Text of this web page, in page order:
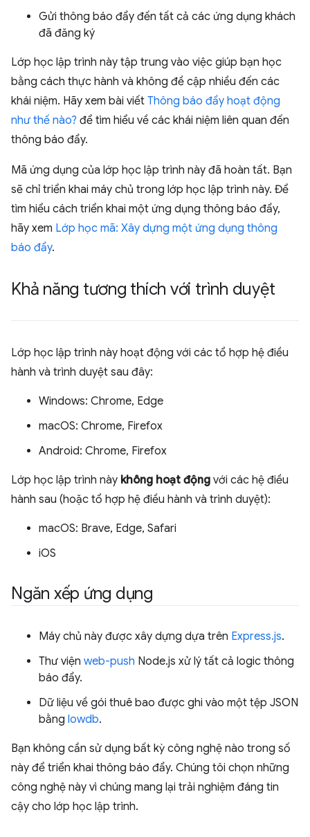
Gửi thông báo đẩy đến tất cả các ứng dụng khách
đã đăng ký
Lớp học lập trình này tập trung vào việc giúp bạn học
bằng cách thực hành và không đề cập nhiều đến các
khái niệm. Hãy xem bài viết Thông báo đẩy hoạt động
như thế nào? để tìm hiểu về các khái niệm liên quan đến
thông báo đẩy.
Mã ứng dụng của lớp học lập trình này đã hoàn tất. Bạn
sẽ chỉ triển khai máy chủ trong lớp học lập trình này. Để
tìm hiểu cách triển khai một ứng dụng thông báo đẩy,
hãy xem Lớp học mã: Xây dựng một ứng dụng thông
báo đẩy.
Khả năng tương thích với trình duyệt
Lớp học lập trình này hoạt động với các tổ hợp hệ điều
hành và trình duyệt sau đây:
Windows: Chrome, Edge
macOS: Chrome, Firefox
Android: Chrome, Firefox
Lớp học lập trình này không hoạt động với các hệ điều
hành sau (hoặc tổ hợp hệ điều hành và trình duyệt):
macOS: Brave, Edge, Safari
iOS
Ngăn xếp ứng dụng
Máy chủ này được xây dựng dựa trên Express.js.
Thư viện web-push Node.js xử lý tất cả logic thông
báo đẩy.
Dữ liệu về gói thuê bao được ghi vào một tệp JSON
bằng lowdb.
Bạn không cần sử dụng bất kỳ công nghệ nào trong số
này để triển khai thông báo đẩy. Chúng tôi chọn những
công nghệ này vì chúng mang lại trải nghiệm đáng tin
cậy cho lớp học lập trình.